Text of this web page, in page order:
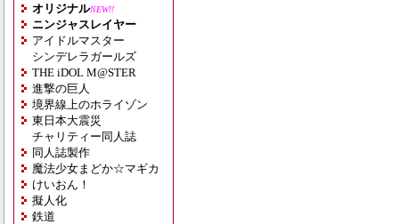
オリジナルNEW!!
ニンジャスレイヤー
アイドルマスター
シンデレラガールズ
THE iDOL M@STER
進撃の巨人
境界線上のホライゾン
東日本大震災
チャリティー同人誌
同人誌製作
魔法少女まどか☆マギカ
けいおん！
擬人化
鉄道